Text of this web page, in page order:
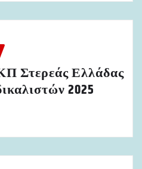
Στερεάς Ελλάδας
2025